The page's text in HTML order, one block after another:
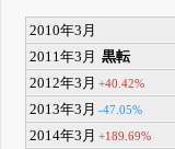
2010年3月
2011年3月 黒転
2012年3月 +40.42%
2013年3月 -47.05%
2014年3月 +189.69%